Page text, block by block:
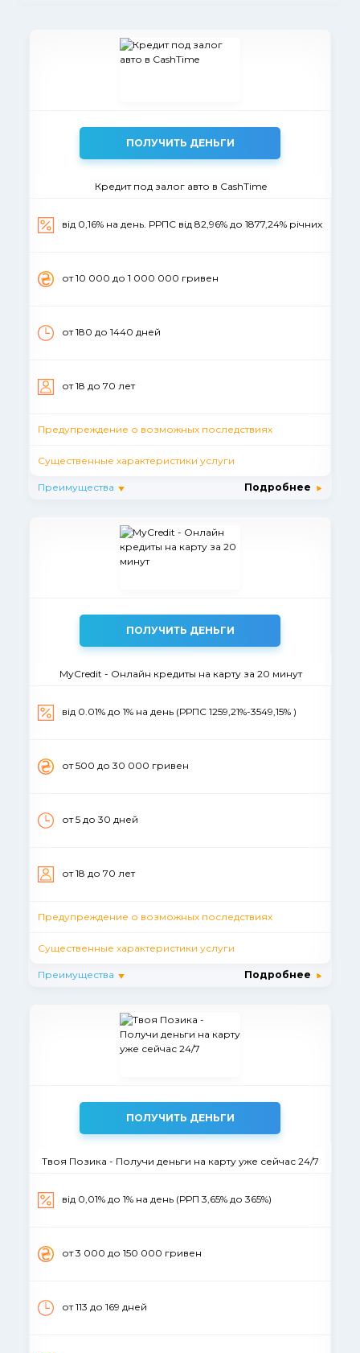
ПОЛУЧИТЬ ДЕНЬГИ
Кредит под залог авто в CashTime
від 0,16% на день. РРПС від 82,96% до 1877,24% річних
от 10 000 до 1 000 000 гривен
от 180 до 1440 дней
от 18 до 70 лет
Предупреждение о возможных последствиях
Существенные характеристики услуги
Преимущества Подробнее
ПОЛУЧИТЬ ДЕНЬГИ
MyCredit - Онлайн кредиты на карту за 20 минут
від 0.01% до 1% на день (РРПС 1259,21%-3549,15% )
от 500 до 30 000 гривен
от 5 до 30 дней
от 18 до 70 лет
Предупреждение о возможных последствиях
Существенные характеристики услуги
Преимущества Подробнее
ПОЛУЧИТЬ ДЕНЬГИ
Твоя Позика - Получи деньги на карту уже сейчас 24/7
від 0,01% до 1% на день (РРП 3,65% до 365%)
от 3 000 до 150 000 гривен
от 113 до 169 дней